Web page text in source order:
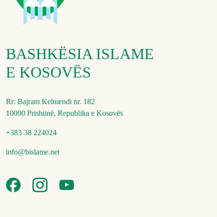
BASHKËSIA ISLAME
E KOSOVËS
Rr: Bajram Kelmendi nr. 182
10000 Prishtinë, Republika e Kosovës
+383 38 224024
info@bislame.net